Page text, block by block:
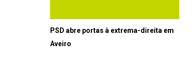
PSD abre portas à extrema-direita em
Aveiro